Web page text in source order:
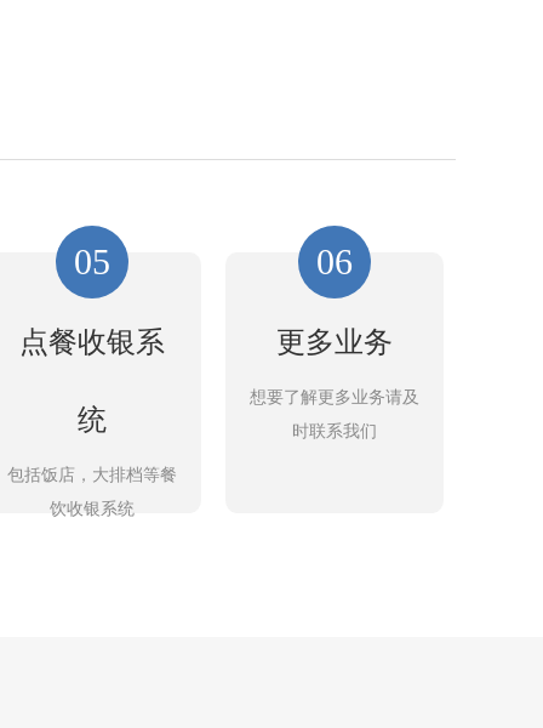
05
点餐收银系
统
包括饭店，大排档等餐
饮收银系统
06
更多业务
想要了解更多业务请及
时联系我们